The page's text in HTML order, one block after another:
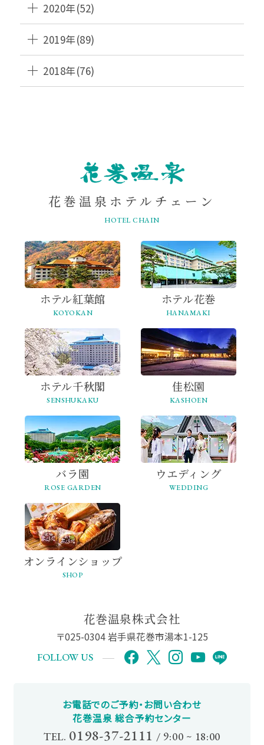
2020年(52)
2019年(89)
2018年(76)
HANAMAKI
花巻温泉ホテルチェーン
HOTEL CHAIN
ホテル紅葉館
KOYOKAN
ホテル花巻
HANAMAKI
ホテル千秋閣
SENSHUKAKU
佳松園
KASHOEN
バラ園
ROSE GARDEN
ウエディング
WEDDING
オンラインショップ
SHOP
花巻温泉株式会社
〒025-0304 岩手県花巻市湯本1-125
FOLLOW US
お電話でのご予約・お問い合わせ
花巻温泉 総合予約センター
TEL. 0198-37-2111 / 9:00 ~ 18:00